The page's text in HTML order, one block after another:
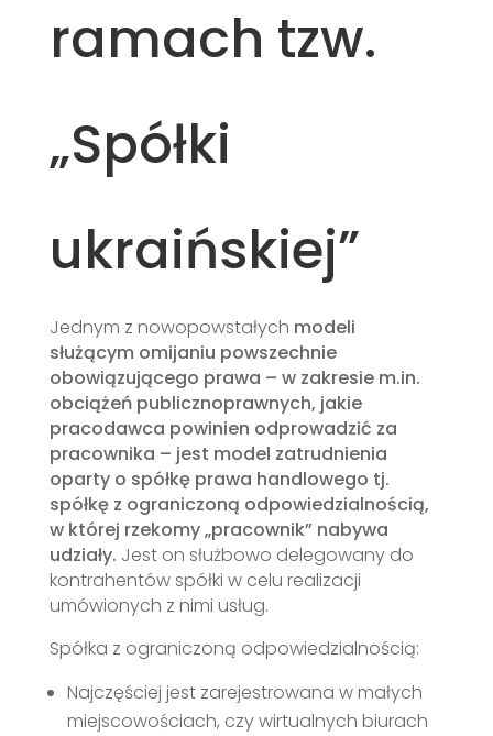
ramach tzw.
„Spółki
ukraińskiej”
Jednym z nowopowstałych modeli
służącym omijaniu powszechnie
obowiązującego prawa – w zakresie m.in.
obciążeń publicznoprawnych, jakie
pracodawca powinien odprowadzić za
pracownika – jest model zatrudnienia
oparty o spółkę prawa handlowego tj.
spółkę z ograniczoną odpowiedzialnością,
w której rzekomy „pracownik” nabywa
udziały. Jest on służbowo delegowany do
kontrahentów spółki w celu realizacji
umówionych z nimi usług.
Spółka z ograniczoną odpowiedzialnością:
Najczęściej jest zarejestrowana w małych
miejscowościach, czy wirtualnych biurach